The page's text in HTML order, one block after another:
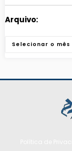
Arquivo:
Arquivos